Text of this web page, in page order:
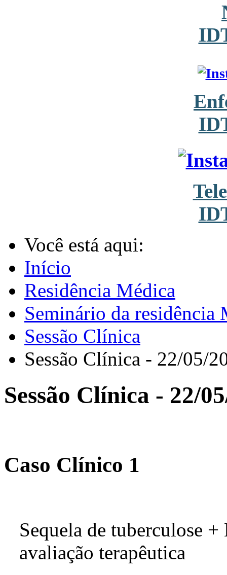
Você está aqui:
Início
Residência Médica
Seminário da residência
Sessão Clínica
Sessão Clínica - 22/05/
Sessão Clínica - 22/
Caso Clínico 1
Sequela de tuberculose
avaliação terapêutica